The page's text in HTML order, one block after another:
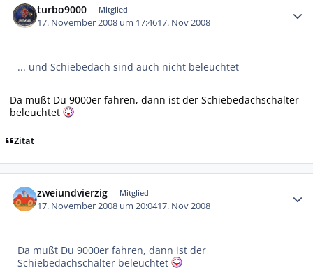
turbo9000 Mitglied
17. November 2008 um 17:4617. Nov 2008
... und Schiebedach sind auch nicht beleuchtet
Da mußt Du 9000er fahren, dann ist der Schiebedachschalter
beleuchtet
Zitat
zweiundvierzig Mitglied
17. November 2008 um 20:0417. Nov 2008
Da mußt Du 9000er fahren, dann ist der
Schiebedachschalter beleuchtet